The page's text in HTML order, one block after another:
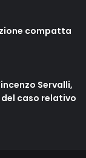
compatta
Servalli,
caso relativo